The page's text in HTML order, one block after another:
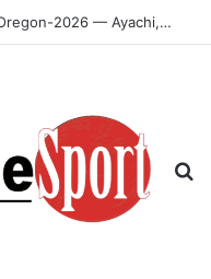
Championnats du monde U-20, Oregon-2026 — Ayachi, Dissa, Touahria et Ghezali en finale